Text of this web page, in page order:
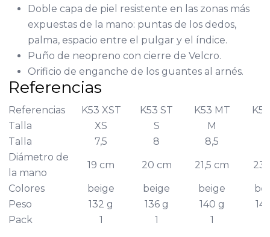
Doble capa de piel resistente en las zonas más
expuestas de la mano: puntas de los dedos,
palma, espacio entre el pulgar y el índice.
Puño de neopreno con cierre de Velcro.
Orificio de enganche de los guantes al arnés.
Referencias
Referencias K53 XST K53 ST K53 MT
Talla
XS S M
Talla
7,5 8 8,5
Diámetro de
la mano
19 cm 20 cm 21,5 cm 23
Colores beige beige beige
Peso
132 g 136 g 140 g
Pack
1 1 1